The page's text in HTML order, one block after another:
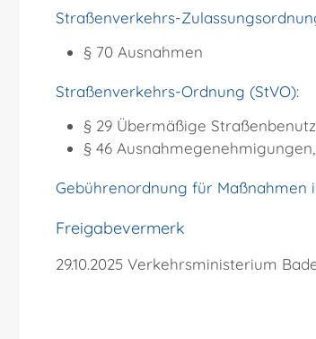
Straßenverkehrs-
§ 70 Ausnahmen
Straßenverkehrs-Ordnung (StVO):
§ 29 Übermäßige
§ 46
Gebührenordnung für Maßnahmen
Freigabevermerk
29.10.2025 Verkehrsministerium